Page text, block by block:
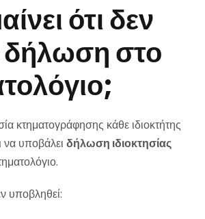
ότι δεν
δήλωση στο
κτηματογράφησης κάθε ιδιοκτήτης
να υποβάλει δήλωση ιδιοκτησίας
υποβληθεί: